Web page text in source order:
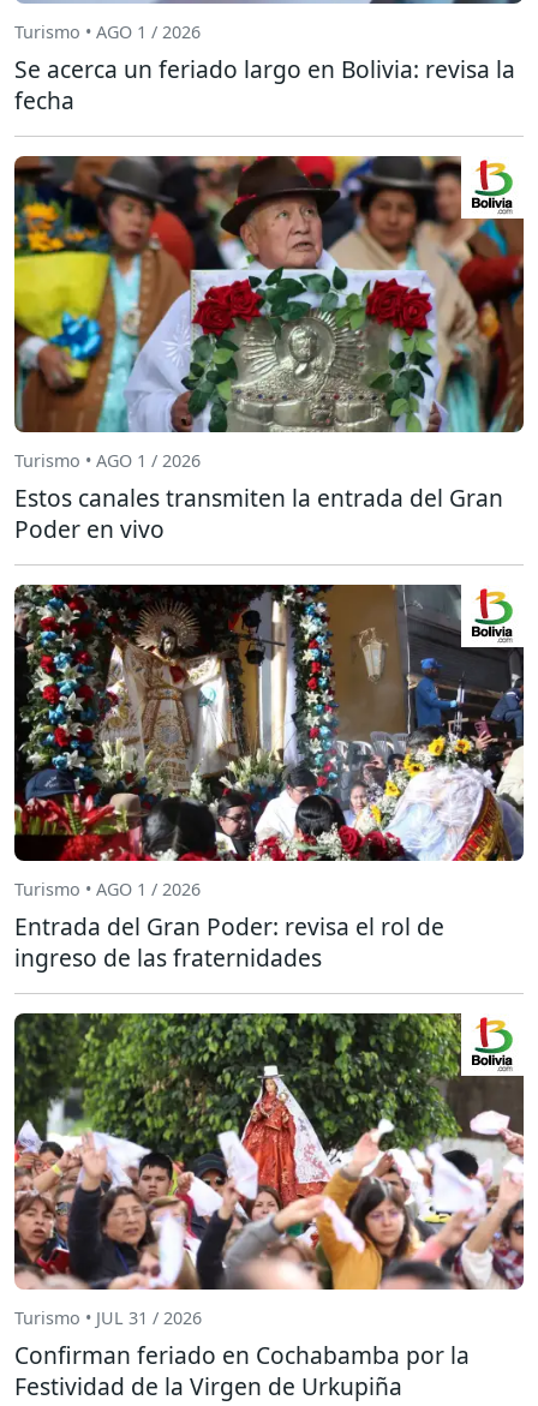
Turismo • AGO 1 / 2026
Se acerca un feriado largo en Bolivia: revisa la
fecha
Turismo • AGO 1 / 2026
Estos canales transmiten la entrada del Gran
Poder en vivo
Turismo • AGO 1 / 2026
Entrada del Gran Poder: revisa el rol de
ingreso de las fraternidades
Turismo • JUL 31 / 2026
Confirman feriado en Cochabamba por la
Festividad de la Virgen de Urkupiña